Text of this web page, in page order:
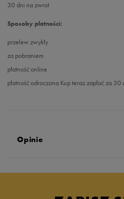
30 dni na zwrot
Sposoby płatności:
przelew zwykły
za pobraniem
płatność online
płatność odroczona Kup teraz zapłać za
Opinie
5.0